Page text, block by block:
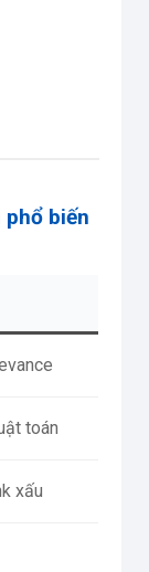
biến
toán
xấu